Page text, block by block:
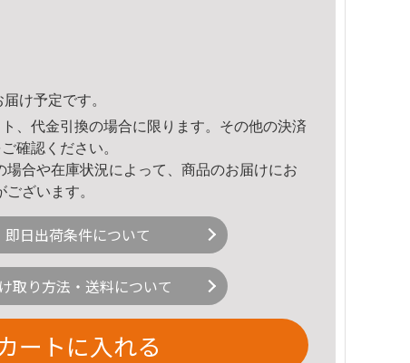
け予定です。
、代金引換の場合に限ります。その他の決済
ご確認ください。
合や在庫状況によって、商品のお届けにお
ざいます。
即日出荷条件について
取り方法・送料について
ートに入れる